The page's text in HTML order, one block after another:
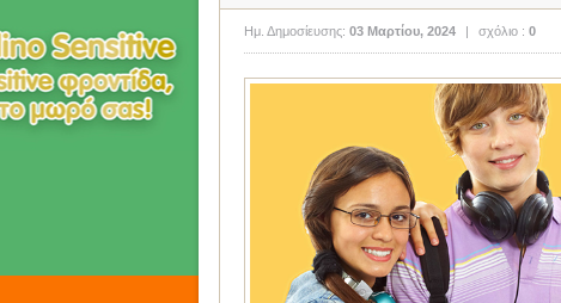
Ημ. Δημοσίευσης: 03 Μαρτίου, 2024 | σχόλιο : 0